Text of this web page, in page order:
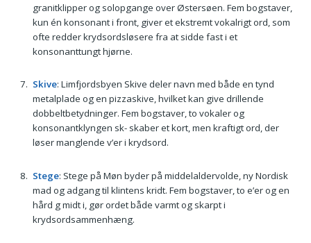
granitklipper og solopgange over Østersøen. Fem bogstaver,
kun én konsonant i front, giver et ekstremt vokalrigt ord, som
ofte redder krydsordsløsere fra at sidde fast i et
konsonanttungt hjørne.
Skive: Limfjordsbyen Skive deler navn med både en tynd
metalplade og en pizzaskive, hvilket kan give drillende
dobbeltbetydninger. Fem bogstaver, to vokaler og
konsonantklyngen sk- skaber et kort, men kraftigt ord, der
løser manglende v’er i krydsord.
Stege: Stege på Møn byder på middelaldervolde, ny Nordisk
mad og adgang til klintens kridt. Fem bogstaver, to e’er og en
hård g midt i, gør ordet både varmt og skarpt i
krydsordsammenhæng.